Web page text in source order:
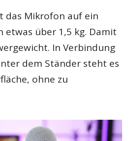
das Mikrofon auf ein
etwas über 1,5 kg. Damit
In Verbindung
dem Ständer steht es
ohne zu